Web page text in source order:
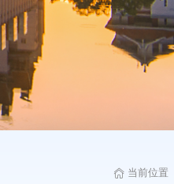
当前位置